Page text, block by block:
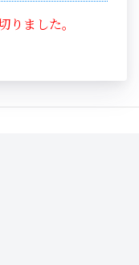
りました。